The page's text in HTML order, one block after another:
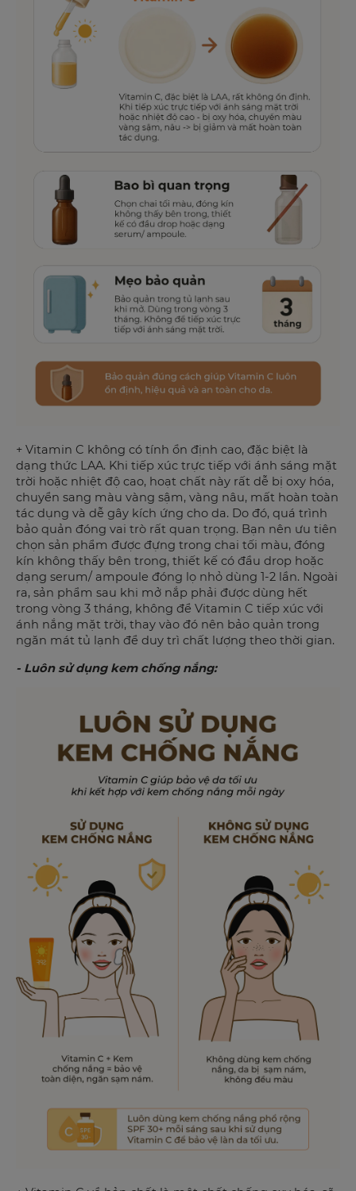
+ Vitamin C không có tính ổn định cao, đặc biệt là
dạng thức LAA. Khi tiếp xúc trực tiếp với ánh sáng mặt
trời hoặc nhiệt độ cao, hoạt chất này rất dễ bị oxy hóa,
chuyển sang màu vàng sậm, vàng nâu, mất hoàn toàn
tác dụng và dễ gây kích ứng cho da. Do đó, quá trình
bảo quản đóng vai trò rất quan trọng. Bạn nên ưu tiên
chọn sản phẩm được đựng trong chai tối màu, đóng
kín không thấy bên trong, thiết kế có đầu drop hoặc
dạng serum/ ampoule đóng lọ nhỏ dùng 1-2 lần. Ngoài
ra, sản phẩm sau khi mở nắp phải được dùng hết
trong vòng 3 tháng, không để Vitamin C tiếp xúc với
ánh nắng mặt trời, thay vào đó nên bảo quản trong
ngăn mát tủ lạnh để duy trì chất lượng theo thời gian.
- Luôn sử dụng kem chống nắng: